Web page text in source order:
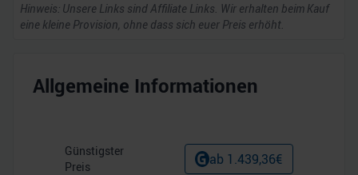
Hinweis: Unsere Links sind Affiliate Links. Wir erhalten beim Kauf
eine kleine Provision, ohne dass sich euer Preis erhöht.
Allgemeine Informationen
Günstigster
Preis
ab 1.439,36€